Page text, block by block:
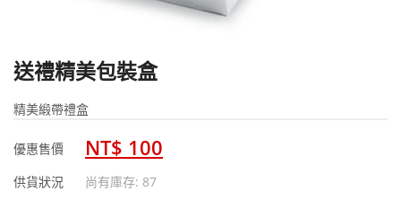
送禮精美包裝盒
精美緞帶禮盒
優惠售價 NT$ 100
供貨狀況 尚有庫存: 87